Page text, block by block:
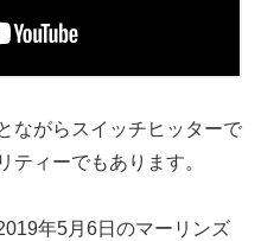
ながらスイッチヒッターで
ティーでもあります。
年5月6日のマーリンズ